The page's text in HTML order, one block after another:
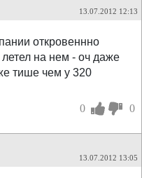
13.07.2012 12:13
откровеннно
на нем - оч даже
тише чем у 320
0 0
13.07.2012 13:05